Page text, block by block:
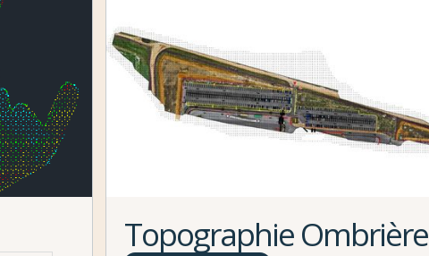
Topographie Ombrière